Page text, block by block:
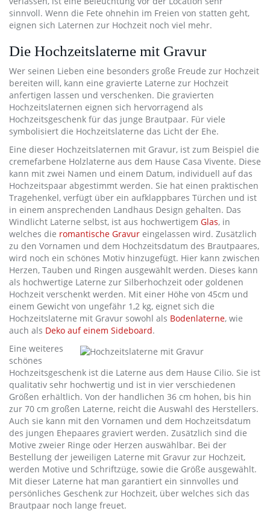
sinnvoll. Wenn die Fete ohnehin im Freien von statten geht,
eignen sich Laternen zur Hochzeit noch viel mehr.
Die Hochzeitslaterne mit Gravur
Wer seinen Lieben eine besonders große Freude zur Hochzeit
bereiten will, kann eine gravierte Laterne zur Hochzeit
anfertigen lassen und verschenken. Die gravierten
Hochzeitslaternen eignen sich hervorragend als
Hochzeitsgeschenk für das junge Brautpaar. Für viele
symbolisiert die Hochzeitslaterne das Licht der Ehe.
Eine dieser Hochzeitslaternen mit Gravur, ist zum Beispiel die
cremefarbene Holzlaterne aus dem Hause Casa Vivente. Diese
kann mit zwei Namen und einem Datum, individuell auf das
Hochzeitspaar abgestimmt werden. Sie hat einen praktischen
Tragehenkel, verfügt über ein aufklappbares Türchen und ist
in einem ansprechenden Landhaus Design gehalten. Das
Windlicht Laterne selbst, ist aus hochwertigem Glas, in
welches die romantische Gravur eingelassen wird. Zusätzlich
zu den Vornamen und dem Hochzeitsdatum des Brautpaares,
wird noch ein schönes Motiv hinzugefügt. Hier kann zwischen
Herzen, Tauben und Ringen ausgewählt werden. Dieses kann
als hochwertige Laterne zur Silberhochzeit oder goldenen
Hochzeit verschenkt werden. Mit einer Höhe von 45cm und
einem Gewicht von ungefähr 1,2 kg, eignet sich die
Hochzeitslaterne mit Gravur sowohl als Bodenlaterne, wie
auch als Deko auf einem Sideboard.
Eine weiteres
schönes
Hochzeitsgeschenk ist die Laterne aus dem Hause Cilio. Sie ist
qualitativ sehr hochwertig und ist in vier verschiedenen
Größen erhältlich. Von der handlichen 36 cm hohen, bis hin
zur 70 cm großen Laterne, reicht die Auswahl des Herstellers.
Auch sie kann mit den Vornamen und dem Hochzeitsdatum
des jungen Ehepaares graviert werden. Zusätzlich sind die
Motive zweier Ringe oder Herzen auswählbar. Bei der
Bestellung der jeweiligen Laterne mit Gravur zur Hochzeit,
werden Motive und Schriftzüge, sowie die Größe ausgewählt.
Mit dieser Laterne hat man garantiert ein sinnvolles und
persönliches Geschenk zur Hochzeit, über welches sich das
Brautpaar noch lange freuet.